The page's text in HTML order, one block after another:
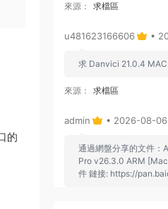
的
來源： 求檔區
u481623166606 •
求 Danvici 21.0.4 MAC
來源： 求檔區
admin • 2026-08-06
通過網盤分享的文件：
Pro v26.3.0 ARM
件 鏈接: https://